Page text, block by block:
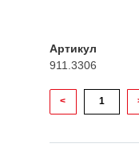
Артикул
911.3306
<